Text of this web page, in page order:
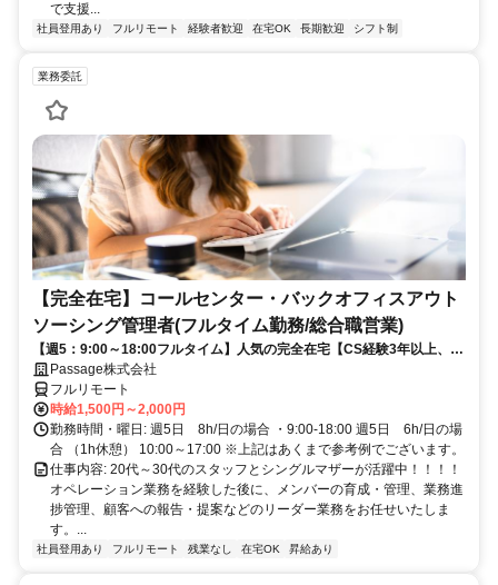
で支援...
社員登用あり フルリモート 経験者歓迎 在宅OK 長期歓迎 シフト制
業務委託
【完全在宅】コールセンター・バックオフィスアウト
ソーシング管理者(フルタイム勤務/総合職営業)
【週5：9:00～18:00フルタイム】人気の完全在宅【CS経験3年以上、営
業経験1年以上歓迎】
Passage株式会社
フルリモート
時給1,500円～2,000円
勤務時間・曜日: 週5日 8h/日の場合 ・9:00-18:00 週5日 6h/日の場
合 （1h休憩） 10:00～17:00 ※上記はあくまで参考例でございます。
仕事内容: 20代～30代のスタッフとシングルマザーが活躍中！！！！
オペレーション業務を経験した後に、メンバーの育成・管理、業務進
捗管理、顧客への報告・提案などのリーダー業務をお任せいたしま
す。...
社員登用あり フルリモート 残業なし 在宅OK 昇給あり